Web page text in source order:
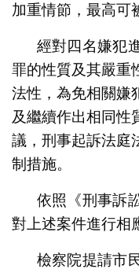
加重情節，最高可
經對四名嫌犯
罪的性質及其嚴重
法性，為免相關嫌
及繼續作出相同性
議，刑事起訴法庭
制措施。
依照《刑事訴
對上述案件進行相
檢察院提請市